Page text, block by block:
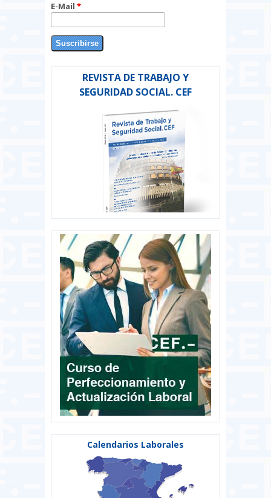
E-Mail *
REVISTA DE TRABAJO Y
SEGURIDAD SOCIAL. CEF
Calendarios Laborales